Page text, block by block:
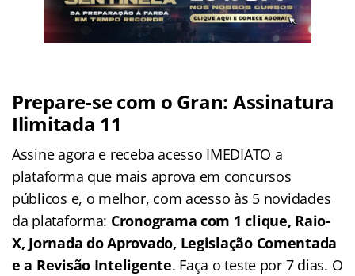
Prepare-se com o Gran: Assinatura
Ilimitada 11
Assine agora e receba acesso IMEDIATO a
plataforma que mais aprova em concursos
públicos e, o melhor, com acesso às 5 novidades
da plataforma: Cronograma com 1 clique, Raio-
X, Jornada do Aprovado, Legislação Comentada
e a Revisão Inteligente. Faça o teste por 7 dias. O